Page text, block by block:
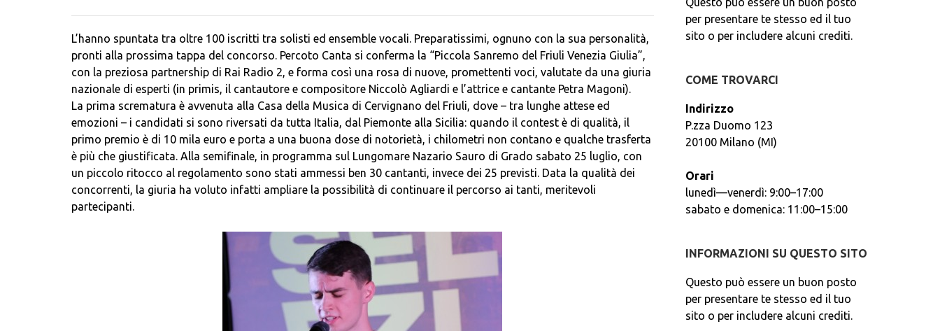
L’hanno spuntata tra oltre 100 iscritti tra solisti ed ensemble vocali. Preparatissimi, ognuno con la sua personalità,
pronti alla prossima tappa del concorso. Percoto Canta si conferma la “Piccola Sanremo del Friuli Venezia Giulia”,
con la preziosa partnership di Rai Radio 2, e forma così una rosa di nuove, promettenti voci, valutate da una giuria
nazionale di esperti (in primis, il cantautore e compositore Niccolò Agliardi e l’attrice e cantante Petra Magoni).
La prima scrematura è avvenuta alla Casa della Musica di Cervignano del Friuli, dove – tra lunghe attese ed
emozioni – i candidati si sono riversati da tutta Italia, dal Piemonte alla Sicilia: quando il contest è di qualità, il
primo premio è di 10 mila euro e porta a una buona dose di notorietà, i chilometri non contano e qualche trasferta
è più che giustificata. Alla semifinale, in programma sul Lungomare Nazario Sauro di Grado sabato 25 luglio, con
un piccolo ritocco al regolamento sono stati ammessi ben 30 cantanti, invece dei 25 previsti. Data la qualità dei
concorrenti, la giuria ha voluto infatti ampliare la possibilità di continuare il percorso ai tanti, meritevoli
partecipanti.
per presentare te stesso ed il tuo
sito o per includere alcuni crediti.
COME TROVARCI
Indirizzo
P.zza Duomo 123
20100 Milano (MI)
Orari
lunedì—venerdì: 9:00–17:00
sabato e domenica: 11:00–15:00
INFORMAZIONI SU QUESTO SITO
Questo può essere un buon posto
per presentare te stesso ed il tuo
sito o per includere alcuni crediti.